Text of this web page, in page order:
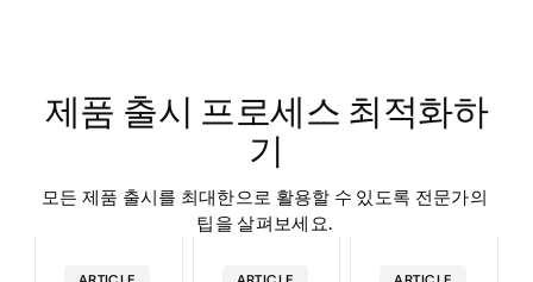
제품 출시 프로세스 최적화하
기
모든 제품 출시를 최대한으로 활용할 수 있도록 전문가의
팁을 살펴보세요.